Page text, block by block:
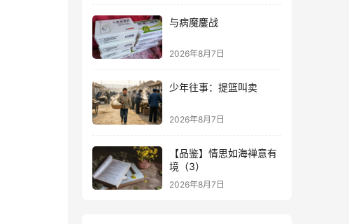
与病魔鏖战
2026年8月7日
少年往事：提篮叫卖
2026年8月7日
【品鉴】情思如海禅意有
境（3）
2026年8月7日